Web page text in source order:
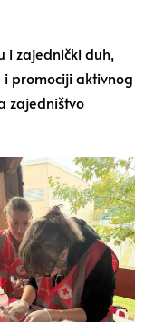
i zajednički duh,
i promociji aktivnog
zajedništvo